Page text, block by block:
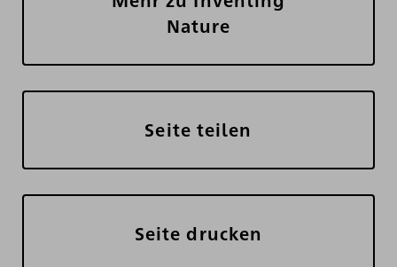
Nature
Seite teilen
Seite drucken